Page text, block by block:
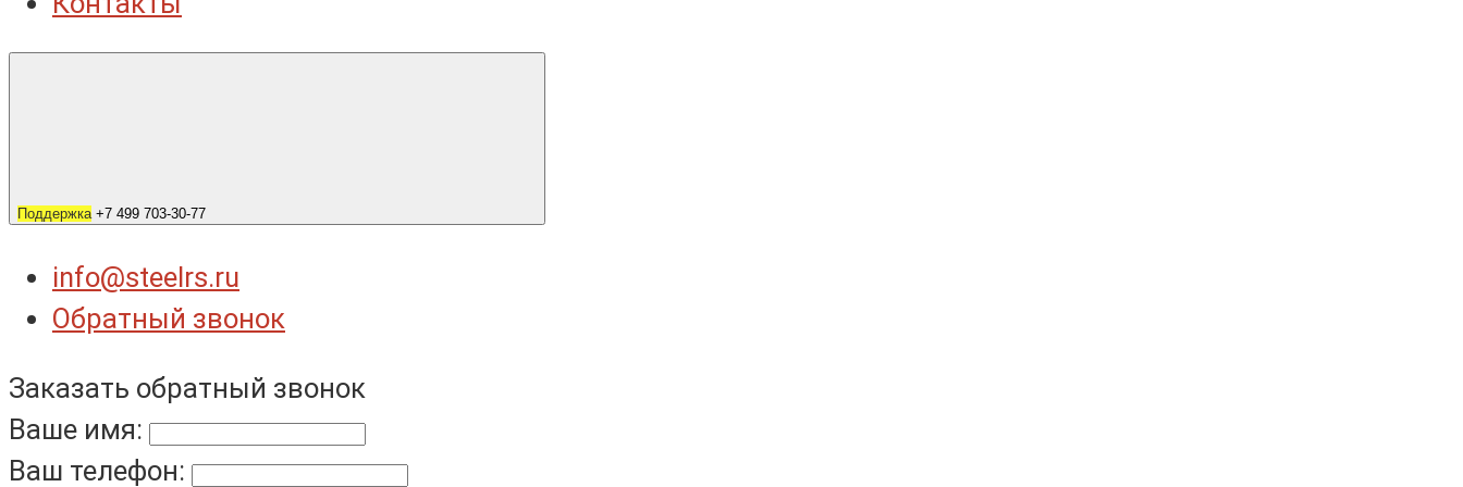
Поддержка +7 499 703-30-77
info@steelrs.ru
Обратный звонок
Заказать обратный звонок
Ваше имя:
Ваш телефон: